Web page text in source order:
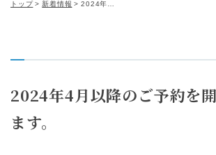
トップ 新着情報
2024年4月以降のご予約を
ます。